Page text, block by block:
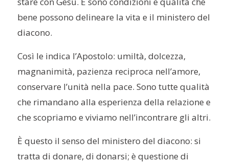
bene possono delineare la vita e il ministero del
diacono.
Così le indica l’Apostolo: umiltà, dolcezza,
magnanimità, pazienza reciproca nell’amore,
conservare l’unità nella pace. Sono tutte qualità
che rimandano alla esperienza della relazione e
che scopriamo e viviamo nell’incontrare gli altri.
È questo il senso del ministero del diacono: si
tratta di donare, di donarsi; è questione di